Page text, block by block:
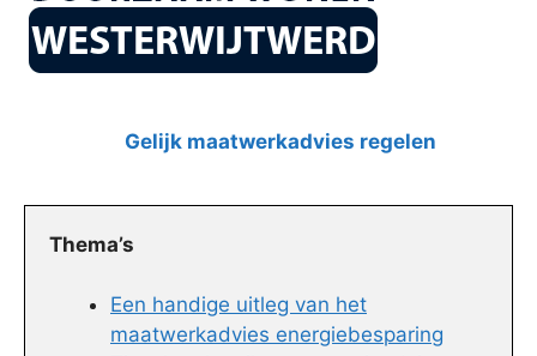
Gelijk maatwerkadvies regelen
Thema’s
Een handige uitleg van het
maatwerkadvies energiebesparing